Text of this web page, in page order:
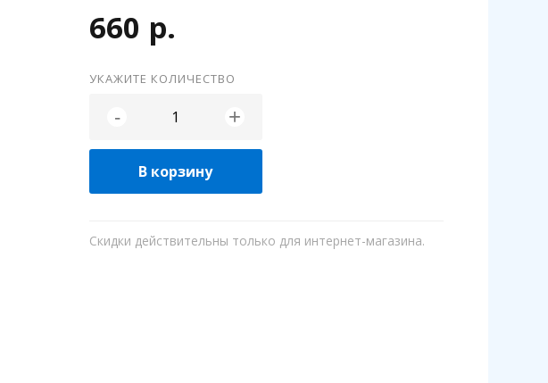
660 р.
УКАЖИТЕ КОЛИЧЕСТВО
- +
В корзину
Скидки действительны только для интернет-магазина.